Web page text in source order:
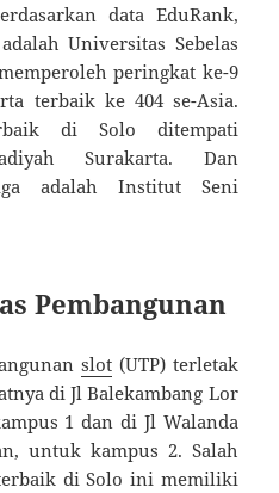
data EduRank,
Universitas Sebelas
peringkat ke-9
terbaik ke 404 se-Asia.
di Solo ditempati
Surakarta. Dan
adalah Institut Seni
Pembangunan
slot (UTP) terletak
di Jl Balekambang Lor
1 dan di Jl Walanda
untuk kampus 2. Salah
di Solo ini memiliki